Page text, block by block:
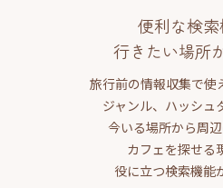
便利な検
行きたい場所
旅行前の情報収集で使
ジャンル、ハッシュ
今いる場所から周
カフェを探せる
役に立つ検索機能